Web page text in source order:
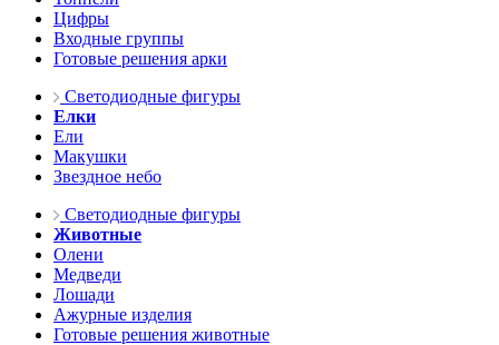
Цифры
Входные группы
Готовые решения арки
Светодиодные фигуры
Елки
Ели
Макушки
Звездное небо
Светодиодные фигуры
Животные
Олени
Медведи
Лошади
Ажурные изделия
Готовые решения животные